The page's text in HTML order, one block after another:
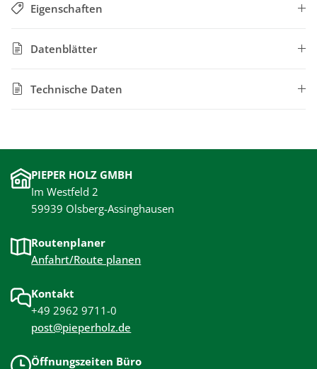
Eigenschaften
Datenblätter
Technische Daten
PIEPER HOLZ GMBH
Im Westfeld 2
59939 Olsberg-Assinghausen
Routenplaner
Anfahrt/Route planen
Kontakt
+49 2962 9711-0
post@pieperholz.de
Öffnungszeiten Büro